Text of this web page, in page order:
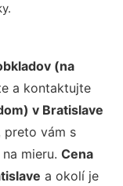
(na
a kontaktujte
v Bratislave
preto vám s
mieru. Cena
a okolí je